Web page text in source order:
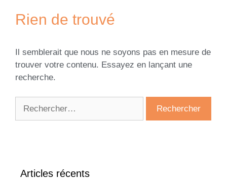
Rien de trouvé
Il semblerait que nous ne soyons pas en mesure de
trouver votre contenu. Essayez en lançant une
recherche.
Articles récents